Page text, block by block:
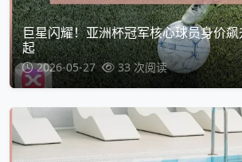
巨星闪耀！亚洲杯冠军核心球员身价
起
2026-05-27 33 次阅读